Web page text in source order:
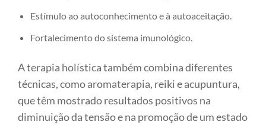
Estímulo ao autoconhecimento e à autoaceitação.
Fortalecimento do sistema imunológico.
A terapia holística também combina diferentes
técnicas, como aromaterapia, reiki e acupuntura,
que têm mostrado resultados positivos na
diminuição da tensão e na promoção de um estado